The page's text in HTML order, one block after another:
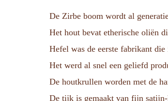
De Zirbe boom wordt al
Het hout bevat etherische oliën
Hefel was de eerste fabrikant
Het werd al snel een geliefd
De houtkrullen worden met de
De tijk is gemaakt van fijn satijn-